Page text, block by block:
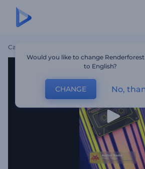
Casa
Would you like to change
to English?
CHANGE No,